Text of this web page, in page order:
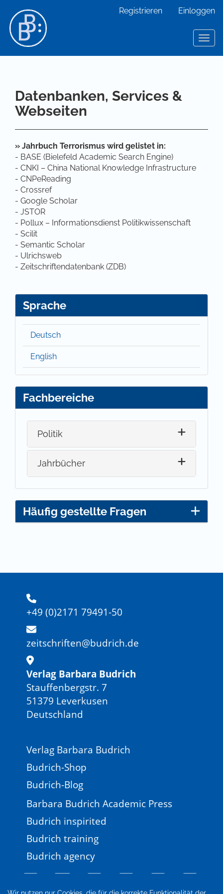
Hauptinhalt
Sidebar
Registrieren Einloggen
Datenbanken, Services &
Webseiten
» Jahrbuch Terrorismus wird gelistet in:
- BASE (Bielefeld Academic Search Engine)
- CNKI – China National Knowledge Infrastructure
- CNPeReading
- Crossref
- Google Scholar
- JSTOR
- Pollux – Informationsdienst Politikwissenschaft
- Scilit
- Semantic Scholar
- Ulrichsweb
- Zeitschriftendatenbank (ZDB)
Sprache
Deutsch
English
Fachbereiche
Politik
Jahrbücher
Häufig gestellte Fragen
+49 (0)2171 79491-50
zeitschriften@budrich.de
Verlag Barbara Budrich
Stauffenbergstr. 7
51379 Leverkusen
Deutschland
Verlag Barbara Budrich
Budrich-Shop
Budrich-Blog
Barbara Budrich Academic Press
Budrich inspirited
Budrich training
Budrich agency